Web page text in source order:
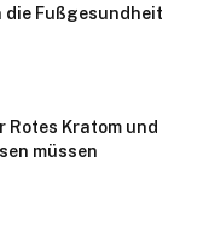
die Fußgesundheit
Rotes Kratom und
müssen